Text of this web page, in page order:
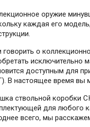
оружие
каждая его
говорить о
исключительно
доступным для
В настоящее время вы
ствольной коробки
для любого
всего, мы